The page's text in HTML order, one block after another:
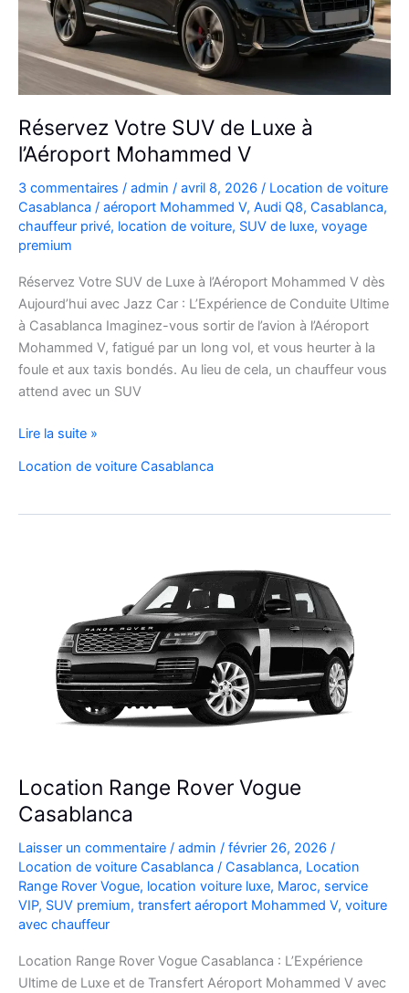
plans
Réservez Votre SUV de Luxe à
l’Aéroport Mohammed V
3 commentaires / admin / avril 8, 2026 / Location de voiture
Casablanca / aéroport Mohammed V, Audi Q8, Casablanca,
chauffeur privé, location de voiture, SUV de luxe, voyage
premium
Réservez Votre SUV de Luxe à l’Aéroport Mohammed V dès
Aujourd’hui avec Jazz Car : L’Expérience de Conduite Ultime
à Casablanca Imaginez-vous sortir de l’avion à l’Aéroport
Mohammed V, fatigué par un long vol, et vous heurter à la
foule et aux taxis bondés. Au lieu de cela, un chauffeur vous
attend avec un SUV
Réservez
SUV
Luxe
Lire la suite »
Location de voiture Casablanca
Location Range Rover Vogue
Casablanca
Laisser un commentaire / admin / février 26, 2026 /
Location de voiture Casablanca / Casablanca, Location
Range Rover Vogue, location voiture luxe, Maroc, service
VIP, SUV premium, transfert aéroport Mohammed V, voiture
avec chauffeur
Location Range Rover Vogue Casablanca : L’Expérience
Ultime de Luxe et de Transfert Aéroport Mohammed V avec